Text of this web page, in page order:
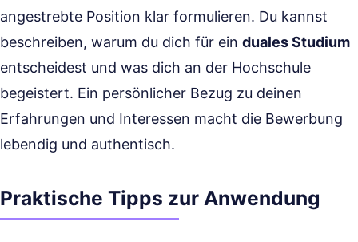
angestrebte Position klar formulieren. Du kannst
beschreiben, warum du dich für ein duales Studium
entscheidest und was dich an der Hochschule
begeistert. Ein persönlicher Bezug zu deinen
Erfahrungen und Interessen macht die Bewerbung
lebendig und authentisch.
Praktische Tipps zur Anwendung